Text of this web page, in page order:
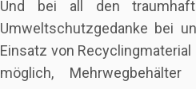
Und bei all den
Umweltschutzgedanke bei
Einsatz von Recyclingmaterial
möglich, Mehrwegbehälter